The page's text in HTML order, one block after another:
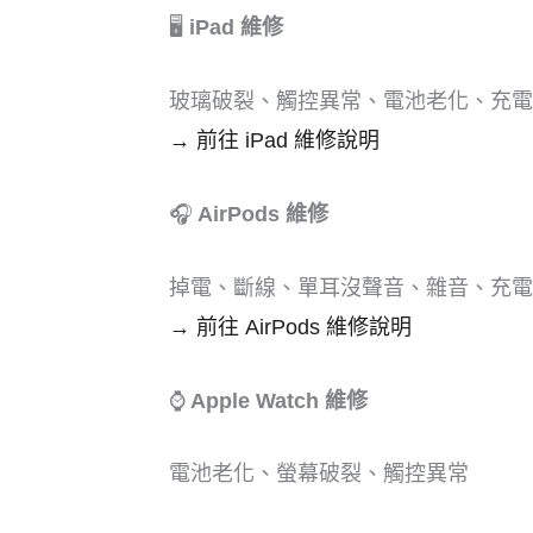
🖥️ iPad 維修
玻璃破裂、觸控異常、電池老化、充
→ 前往 iPad 維修說明
🎧 AirPods 維修
掉電、斷線、單耳沒聲音、雜音、充
→ 前往 AirPods 維修說明
⌚ Apple Watch 維修
電池老化、螢幕破裂、觸控異常